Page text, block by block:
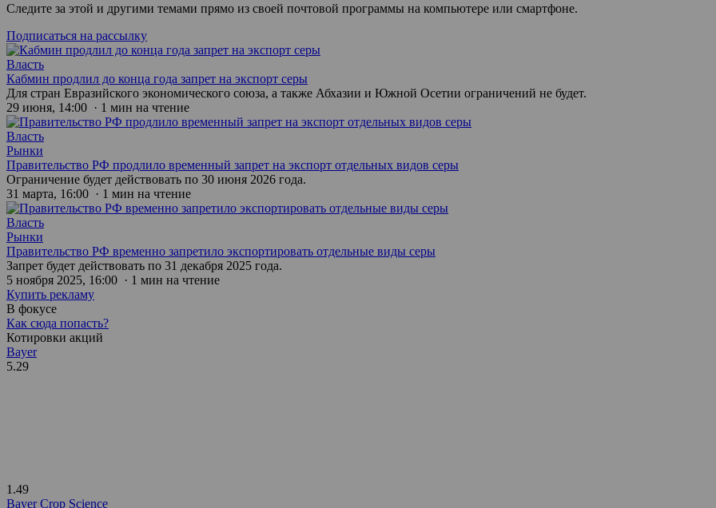
Следите за этой и другими темами прямо из своей почтовой программы на компьютере или смартфоне.
Подписаться на рассылку
Власть
Кабмин продлил до конца года запрет на экспорт серы
Для стран Евразийского экономического союза, а также Абхазии и Южной Осетии ограничений не будет.
29 июня, 14:00 · 1 мин на чтение
Власть
Рынки
Правительство РФ продлило временный запрет на экспорт отдельных видов серы
Ограничение будет действовать по 30 июня 2026 года.
31 марта, 16:00 · 1 мин на чтение
Власть
Рынки
Правительство РФ временно запретило экспортировать отдельные виды серы
Запрет будет действовать по 31 декабря 2025 года.
5 ноября 2025, 16:00 · 1 мин на чтение
Купить рекламу
В фокусе
Как сюда попасть?
Котировки акций
Bayer
5.29
1.49
Bayer Crop Science